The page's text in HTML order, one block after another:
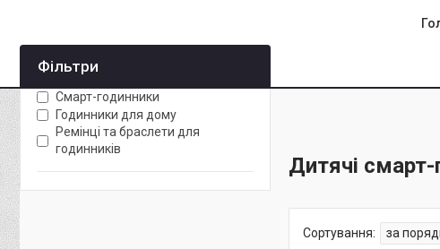
Дитячі смарт-
Фільтри
Смарт-годинники
Годинники для дому
Ремінці та браслети для
годинників